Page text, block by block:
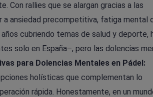
Con rallies que se alargan gracias a las
a ansiedad precompetitiva, fatiga mental
cubriendo temas de salud y deporte,
solo en España–, pero las dolencias
para Dolencias Mentales en Pádel:
holísticas que complementan lo
rápida. Honestamente, en un